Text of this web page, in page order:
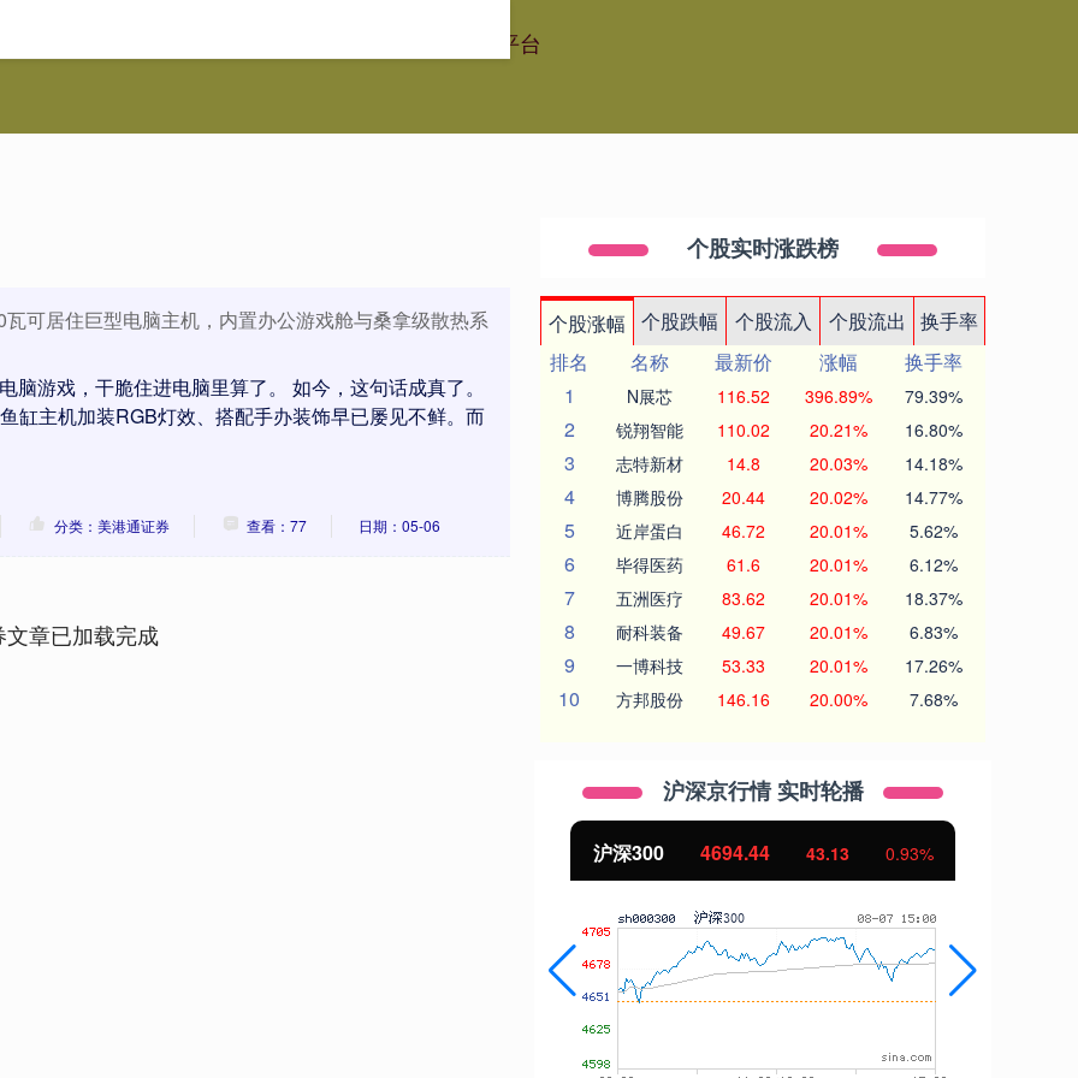
股票配资官网平台
可居住巨型电脑主机，内置办公游戏舱与桑拿级散热系
脑游戏，干脆住进电脑里算了。 如今，这句话成真了。
缸主机加装RGB灯效、搭配手办装饰早已屡见不鲜。而
分类：美港通证券 查看：77 日期：05-06
文章已加载完成
个股实时涨跌榜
个股涨幅 个股跌幅 个股流入 个股流出
换手率
排名
名称 最新价 涨幅
换手率
1
N展芯 116.52 396.89% 79.39%
2 锐翔智能 110.02 20.21% 16.80%
3 志特新材 14.8 20.03% 14.18%
4 博腾股份 20.44 20.02% 14.77%
5 近岸蛋白 46.72 20.01% 5.62%
6 毕得医药 61.6 20.01% 6.12%
7 五洲医疗 83.62 20.01% 18.37%
8 耐科装备 49.67 20.01% 6.83%
9 一博科技 53.33 20.01% 17.26%
10 方邦股份 146.16 20.00% 7.68%
沪深京行情 实时轮播
沪深300 4694.44 43.13 0.93%